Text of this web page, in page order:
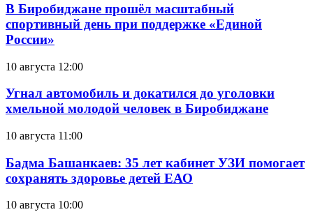
В Биробиджане прошёл масштабный
спортивный день при поддержке «Единой
России»
10 августа 12:00
Угнал автомобиль и докатился до уголовки
хмельной молодой человек в Биробиджане
10 августа 11:00
Бадма Башанкаев: 35 лет кабинет УЗИ помогает
сохранять здоровье детей ЕАО
10 августа 10:00